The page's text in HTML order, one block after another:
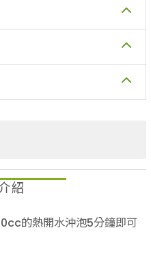
辛辣，用於食品中更加安
女應避免食用。
紹
的熱開水沖泡5分鐘即可